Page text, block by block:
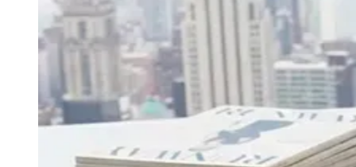
Negócios Regionais
Turismo
Segurança Regional
Hospitais Estaduais
Parques & Represas
Cidades da Região
Santana de Parnaíba OsascoCarapicuíba JandiraItapevi CotiaPirapora
do Bom Jesus
CaieirasFranco da
Francisco Morato Taboão da SerraEmbu das Artes
São Roque
Para Sua Empresa